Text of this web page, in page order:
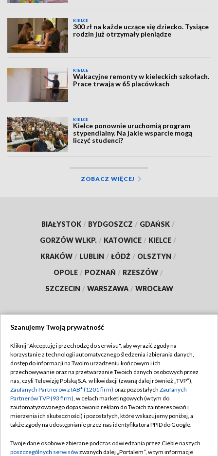
KIELCE
300 zł na każde uczące się dziecko. Tysiące
rodzin już otrzymały pieniądze
KIELCE
Wakacyjne remonty w kieleckich szkołach.
Prace trwają w 65 placówkach
KIELCE
Kielce ponownie uruchomią program
stypendialny. Na jakie wsparcie mogą
liczyć studenci?
ZOBACZ WIĘCEJ
BIAŁYSTOK / BYDGOSZCZ / GDAŃSK /
GORZÓW WLKP. / KATOWICE / KIELCE /
KRAKÓW / LUBLIN / ŁÓDŹ / OLSZTYN /
OPOLE / POZNAŃ / RZESZÓW /
SZCZECIN / WARSZAWA / WROCŁAW
TVP
Abonament TVP
Emisja w TVP
Centrum informacji TVP
Naziemna Telewizja Cyfrowa
Rada Programowa
Regulamin TVP
Polityka prywatności
Moje zgody
Pomoc
Kontakt
Szanujemy Twoją prywatność
Kliknij "Akceptuję i przechodzę do serwisu", aby wyrazić zgody na
korzystanie z technologii automatycznego śledzenia i zbierania danych,
dostęp do informacji na Twoim urządzeniu końcowym i ich
przechowywanie oraz na przetwarzanie Twoich danych osobowych przez
nas, czyli Telewizję Polską S.A. w likwidacji (zwaną dalej również „TVP”),
Zaufanych Partnerów z IAB* (1201 firm) oraz pozostałych Zaufanych
Partnerów TVP (93 firm), w celach marketingowych (w tym do
zautomatyzowanego dopasowania reklam do Twoich zainteresowań i
mierzenia ich skuteczności) i pozostałych, które wskazujemy poniżej, a
także zgody na udostępnianie przez nas identyfikatora PPID do Google.
Twoje dane osobowe zbierane podczas odwiedzania przez Ciebie naszych
poszczególnych serwisówzwanych dalej „Portalem”, w tym informacje